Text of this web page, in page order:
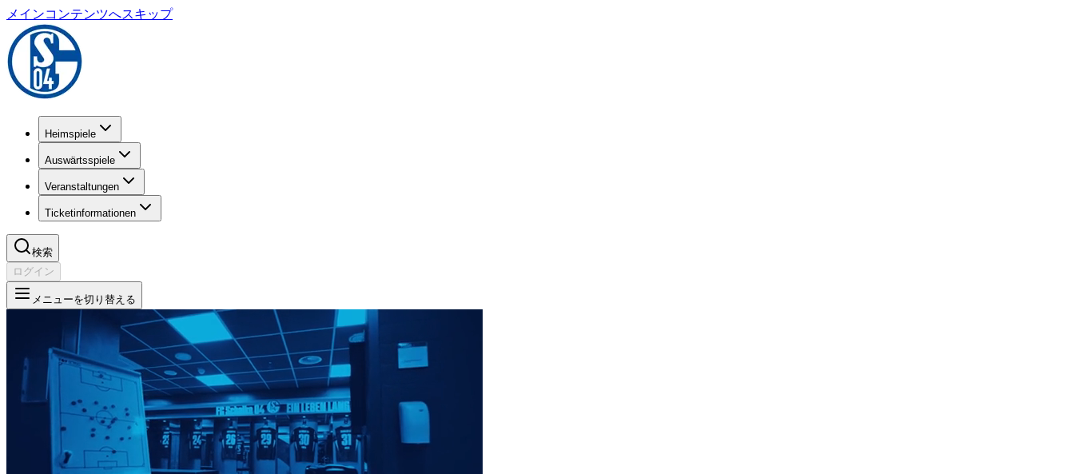
メインコンテンツへスキップ
Heimspiele
Auswärtsspiele
Veranstaltungen
Ticketinformationen
検索
ログイン
メニューを切り替える